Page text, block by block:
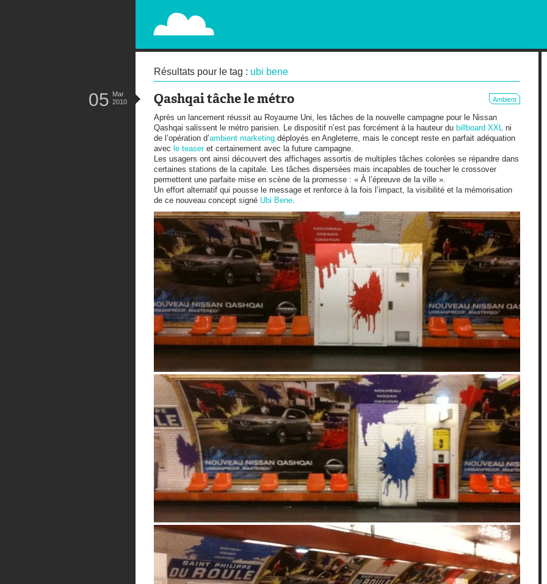
PAPERPLANE
STREET, AMBIENT, GUÉRILLA MARKETING AND OUT OF HOME
Résultats pour le tag : ubi bene
Qashqai tâche le métro Ambient
05 Mar
2010
Après un lancement réussit au Royaume Uni, les tâches de la nouvelle campagne pour le Nissan
Qashqai salissent le métro parisien. Le dispositif n’est pas forcément à la hauteur du billboard XXL
ni
de l’opération d’ambient marketing déployés en Angleterre, mais le concept reste en parfait adéquation
avec le teaseret certainement avec la future campagne.
Les usagers ont ainsi découvert des affichages assortis de multiples tâches colorées se répandre dans
certaines stations de la capitale. Les tâches dispersées mais incapables de toucher le crossover
permettent une parfaite mise en scène de la promesse : « À l’épreuve de la ville ».
Un effort alternatif qui pousse le message et renforce à la fois l’impact, la visibilité et la mémorisation
de ce nouveau concept signé Ubi Bene